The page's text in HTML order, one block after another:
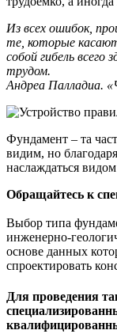
Из всех ошибок,
те, которые
собой гибель всего
трудом.
Андреа Палладиа.
Фундамент – та
видим, но
наслаждаться
Обращайтесь к
Выбор типа
инженерно-
основе данных
спроектировать
Для проведения